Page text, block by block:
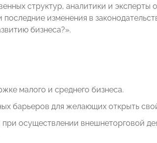
структур, аналитики и эксперты
изменения в
бизнеса?».
малого и среднего бизнеса.
барьеров для желающих открыть
осуществлении внешнеторговой